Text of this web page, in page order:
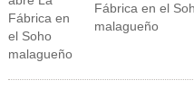
Fábrica en el
malagueño